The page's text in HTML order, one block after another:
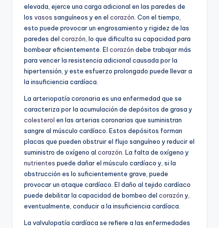
elevada, ejerce una carga adicional en las paredes de
los vasos sanguíneos y en el corazón . Con el tiempo,
esto puede provocar un engrosamiento y rigidez de las
paredes del corazón , lo que dificulta su capacidad para
bombear eficientemente. El corazón debe trabajar más
para vencer la resistencia adicional causada por la
hipertensión, y este esfuerzo prolongado puede llevar a
la insuficiencia cardíaca.
La arteriopatía coronaria es una enfermedad que se
caracteriza por la acumulación de depósitos de grasa y
colesterol en las arterias coronarias que suministran
sangre al músculo cardíaco. Estos depósitos forman
placas que pueden obstruir el flujo sanguíneo y reducir el
suministro de oxígeno al corazón . La falta de oxígeno y
nutrientes puede dañar el músculo cardíaco y, si la
obstrucción es lo suficientemente grave, puede
provocar un ataque cardíaco. El daño al tejido cardíaco
puede debilitar la capacidad de bombeo del corazón y,
eventualmente, conducir a la insuficiencia cardíaca.
La valvulopatía cardíaca se refiere a las enfermedades